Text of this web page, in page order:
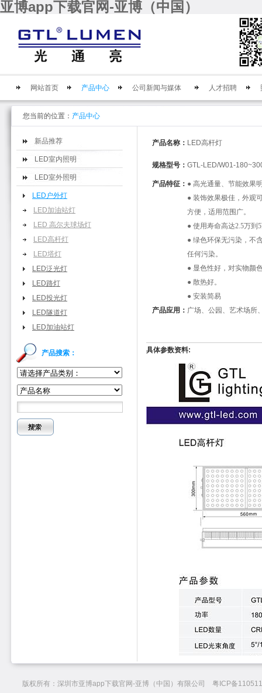
亚博app下载官网-亚博（中国）
网站首页 产品中心 公司新闻与媒体 人才招聘
您当前的位置： 产品中心
新品推荐
LED室内照明
LED室外照明
LED户外灯
LED加油站灯
LED 高尔夫球场灯
LED高杆灯
LED塔灯
LED泛光灯
LED路灯
LED投光灯
LED隧道灯
LED加油站灯
产品搜索：
产品名称： LED高杆灯
规格型号： GTL-LED/W01-
产品特征： ● 高光通量、节能效果
● 装饰效果极佳，外观
方便，适用范围广。
● 使用寿命高达2.5万到
● 绿色环保无污染，不
任何污染。
● 显色性好，对实物颜
● 散热好。
● 安装简易
产品应用： 广场、公园、艺术场所
具体参数资料:
版权所有：深圳市亚博app下载官网-亚博（中国）有限公司 粤ICP备